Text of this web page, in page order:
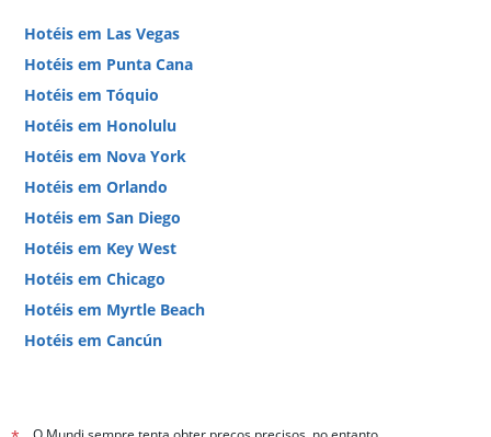
Hotéis em Las Vegas
Hotéis em Punta Cana
Hotéis em Tóquio
Hotéis em Honolulu
Hotéis em Nova York
Hotéis em Orlando
Hotéis em San Diego
Hotéis em Key West
Hotéis em Chicago
Hotéis em Myrtle Beach
Hotéis em Cancún